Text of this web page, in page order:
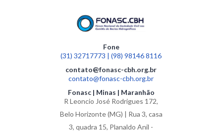
Fone
(31) 32717773 | (98) 98146 8116
contato@fonasc-cbh.org.br
contato@fonasc-cbh.org.br
Fonasc | Minas | Maranhão
R Leoncio José Rodrigues 172,
Belo Horizonte (MG) | Rua 3, casa
3, quadra 15, Planaldo Anil -